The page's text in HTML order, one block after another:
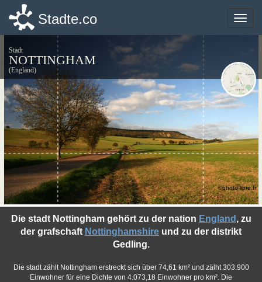
Toggle
Stadte.co
Stadt
NOTTINGHAM
(England)
Die stadt Nottingham gehört zu der nation England , zu
der grafschaft Nottinghamshire und zu der distrikt
Gedling.
Die stadt zählt Nottingham erstreckt sich über 74,61 km² und zälht 303.900
Einwohner für eine Dichte von 4.073,18 Einwohner pro km². Die
©photo-libre.fr
Toggle
Stadte.co